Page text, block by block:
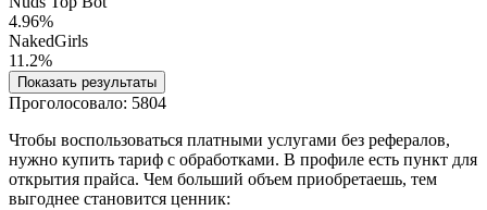
4.96%
NakedGirls
11.2%
Показать результаты
Проголосовало: 5804
Чтобы воспользоваться платными услугами без рефералов,
нужно купить тариф с обработками. В профиле есть пункт для
открытия прайса. Чем больший объем приобретаешь, тем
выгоднее становится ценник: